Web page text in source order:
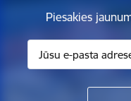
Piesakies